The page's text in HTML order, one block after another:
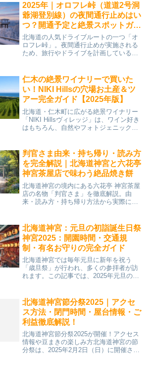
2025年｜オロフレ峠（道道2号洞
爺湖登別線）の夜間通行止めはい
つ？開通予定と絶景スポットガイ
ド
北海道の人気ドライブルートの一つ「オ
ロフレ峠」。夜間通行止めが実施される
ため、旅行やドライブを計画している方
め情報、開通予定、見どころ、そして安
全に楽しむためのポイ...
仁木の絶景ワイナリーで買いた
い！NIKI Hillsの穴場お土産＆ツ
アー完全ガイド【2025年版】
北海道・仁木町に広がる絶景ワイナリー
「NIKI Hillsヴィレッジ」は、ワイン好き
はもちろん、自然やフォトジェニックな
は、地元でしか手に入らない穴場お土産
や、インスタ映...
判官さま由来・持ち帰り・読み方
を完全解説｜北海道神宮と六花亭
神宮茶屋店で味わう絶品焼き餅
北海道神宮の境内にある六花亭 神宮茶屋
店の名物「判官さま」を徹底解説。由
来・読み方・持ち帰り方法から実際に食
は？北海道神宮でしか味わえない特別な
和菓子北海道神宮の名物「判...
北海道神宮：元旦の初詣誕生日祭
神宮2025：開園時間・交通規
制・有名お守りの完全ガイド
北海道神宮では毎年元旦に新年を祝う
「歳旦祭」が行われ、多くの参拝者が訪
れます。この記事では、2025年元旦の開
開園時間と神宮へのアクセス情報北海道
神宮は、元旦には特別な...
北海道神宮節分祭2025｜アクセ
ス方法・閉門時間・屋台情報・ご
利益徹底解説！
北海道神宮節分祭2025が開催！アクセス
情報や豆まきの楽しみ方北海道神宮の節
分祭は、2025年2月2日（日）に開催され